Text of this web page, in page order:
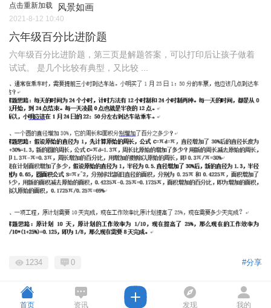
点击重新加载 风景如画
2021-8-12 10:40
六年级百分比进阶题
六年级百分比进阶题，第三页是解题答案，可以打印后让孩子做着
试试。 是几个比较有典型，又比较 ...
#分享
1234 0
首页 资讯 发现 我的